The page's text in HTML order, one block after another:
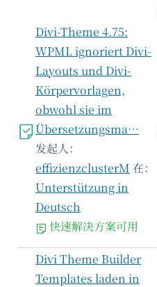
Divi-Theme 4.75:
WPML ignoriert Divi-
Layouts und Divi-
Körpervorlagen,
obwohl sie im
Übersetzungsma…
发起人：
effizienzclusterM 在：
Unterstützung in
Deutsch
快速解决方案可用
Divi Theme Builder
Templates laden in